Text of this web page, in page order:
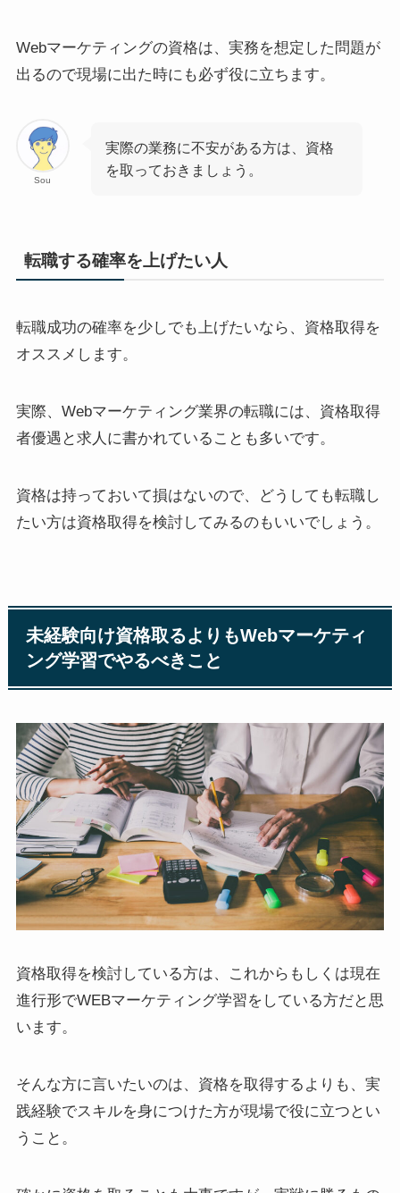
Webマーケティングの資格は、実務を想定した問題が
出るので現場に出た時にも必ず役に立ちます。
Sou
実際の業務に不安がある方は、資格
を取っておきましょう。
転職する確率を上げたい人
転職成功の確率を少しでも上げたいなら、資格取得を
オススメします。
実際、Webマーケティング業界の転職には、資格取得
者優遇と求人に書かれていることも多いです。
資格は持っておいて損はないので、どうしても転職し
たい方は資格取得を検討してみるのもいいでしょう。
未経験向け資格取るよりもWebマーケティ
ング学習でやるべきこと
資格取得を検討している方は、これからもしくは現在
進行形でWEBマーケティング学習をしている方だと思
います。
そんな方に言いたいのは、資格を取得するよりも、実
践経験でスキルを身につけた方が現場で役に立つとい
うこと。